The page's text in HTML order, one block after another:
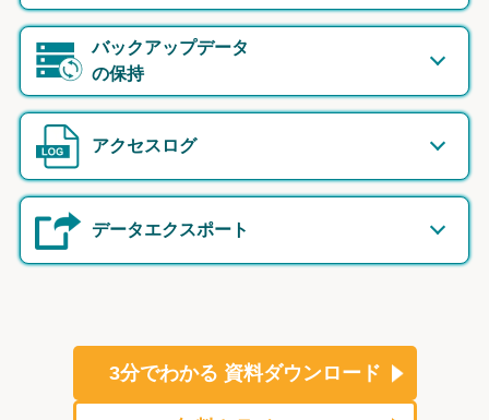
バックアップデータ
の保持
アクセスログ
データエクスポート
3分でわかる 資料ダウンロード